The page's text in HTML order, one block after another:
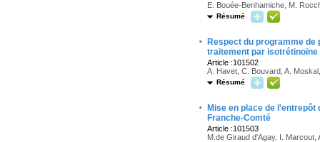
E. Bouée-Benhamiche, M.
Résumé
·
Respect du programme
traitement par isotrétinoïne
Article :101502
A. Havet, C. Bouvard, A.
Résumé
·
Mise en place de
Franche-Comté
Article :101503
M.de Giraud d'Agay, I. Marcout,